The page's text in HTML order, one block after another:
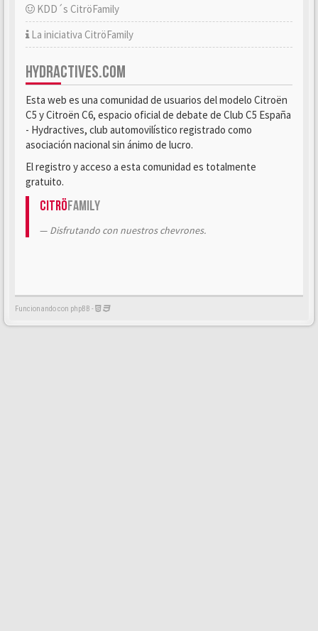
KDD´s CitröFamily
La iniciativa CitröFamily
HYDRACTIVES.COM
Esta web es una comunidad de usuarios del modelo Citroën
C5 y Citroën C6, espacio oficial de debate de Club C5 España
- Hydractives, club automovilístico registrado como
asociación nacional sin ánimo de lucro.
El registro y acceso a esta comunidad es totalmente
gratuito.
CitröFamily
Disfrutando con nuestros chevrones.
Funcionando con phpBB -